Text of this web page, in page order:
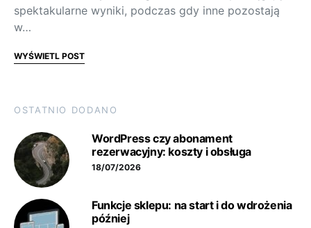
spektakularne wyniki, podczas gdy inne pozostają
w…
WYŚWIETL POST
OSTATNIO DODANO
WordPress czy abonament
rezerwacyjny: koszty i obsługa
18/07/2026
Funkcje sklepu: na start i do wdrożenia
później